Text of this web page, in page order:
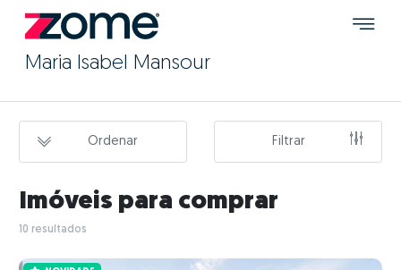
Maria Isabel Mansour
Ordenar Filtrar
Imóveis para comprar
10 resultados